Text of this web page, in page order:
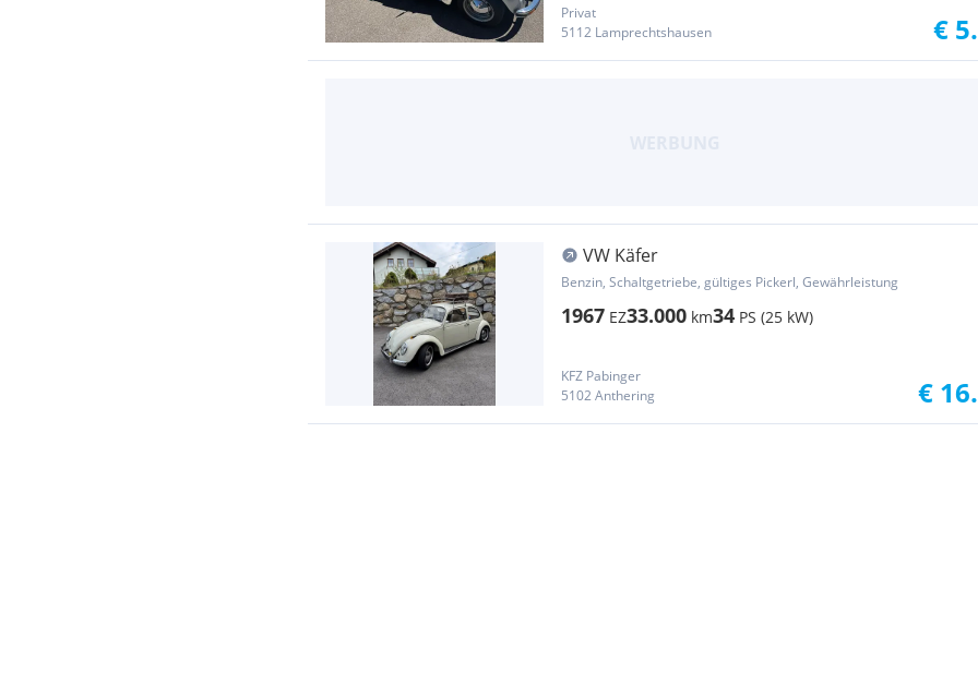
Privat
5112 Lamprechtshausen
€
VW Käfer
Benzin, Schaltgetriebe, gültiges Pickerl, Gewährleistung
1967 EZ33.000 km34 PS (25 kW)
KFZ Pabinger
5102 Anthering
€